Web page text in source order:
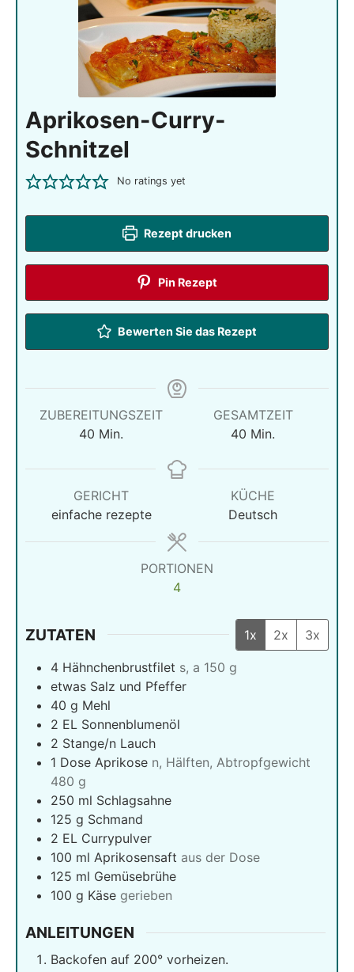
Aprikosen-Curry-
Schnitzel
No ratings yet
Rezept drucken
Pin Rezept
Bewerten Sie das Rezept
ZUBEREITUNGSZEIT
40 Minuten
Min.
GESAMTZEIT
40 Minuten
Min.
GERICHT
einfache rezepte
KÜCHE
Deutsch
PORTIONEN
4
ZUTATEN 1x 2x 3x
4 Hähnchenbrustfilet s, a 150 g
etwas Salz und Pfeffer
40 g Mehl
2 EL Sonnenblumenöl
2 Stange/n Lauch
1 Dose Aprikose n, Hälften, Abtropfgewicht
480 g
250 ml Schlagsahne
125 g Schmand
2 EL Currypulver
100 ml Aprikosensaft aus der Dose
125 ml Gemüsebrühe
100 g Käse gerieben
ANLEITUNGEN
Backofen auf 200° vorheizen.